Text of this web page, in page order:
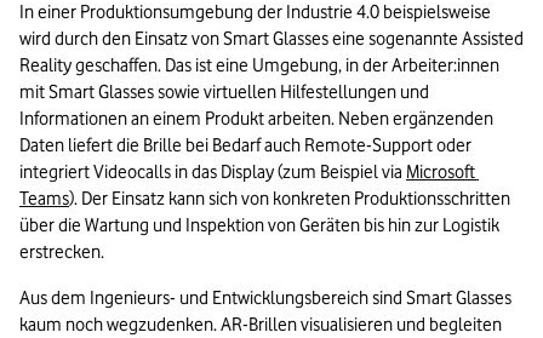
In einer Produktionsumgebung der Industrie 4.0 beispielsweise
wird durch den Einsatz von Smart Glasses eine sogenannte Assisted
Reality geschaffen. Das ist eine Umgebung, in der Arbeiter:innen
mit Smart Glasses sowie virtuellen Hilfestellungen und
Informationen an einem Produkt arbeiten. Neben ergänzenden
Daten liefert die Brille bei Bedarf auch Remote-Support oder
integriert Videocalls in das Display (zum Beispiel via Microsoft
Teams). Der Einsatz kann sich von konkreten Produktionsschritten
über die Wartung und Inspektion von Geräten bis hin zur Logistik
erstrecken.
Aus dem Ingenieurs- und Entwicklungsbereich sind Smart Glasses
kaum noch wegzudenken. AR-Brillen visualisieren und begleiten